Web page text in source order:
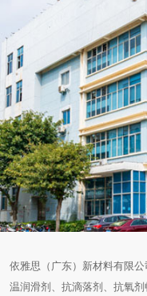
依雅思（广东）新材料有限
温润滑剂、抗滴落剂、抗氧